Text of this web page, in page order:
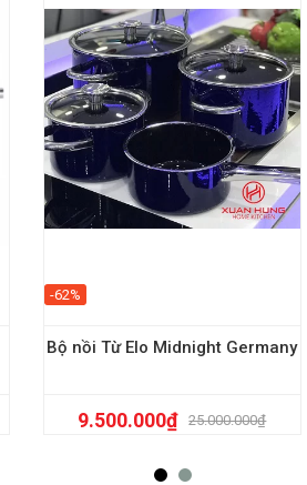
-62%
Bộ nồi Từ Elo Midnight Germany
25.000.000₫
9.500.000₫